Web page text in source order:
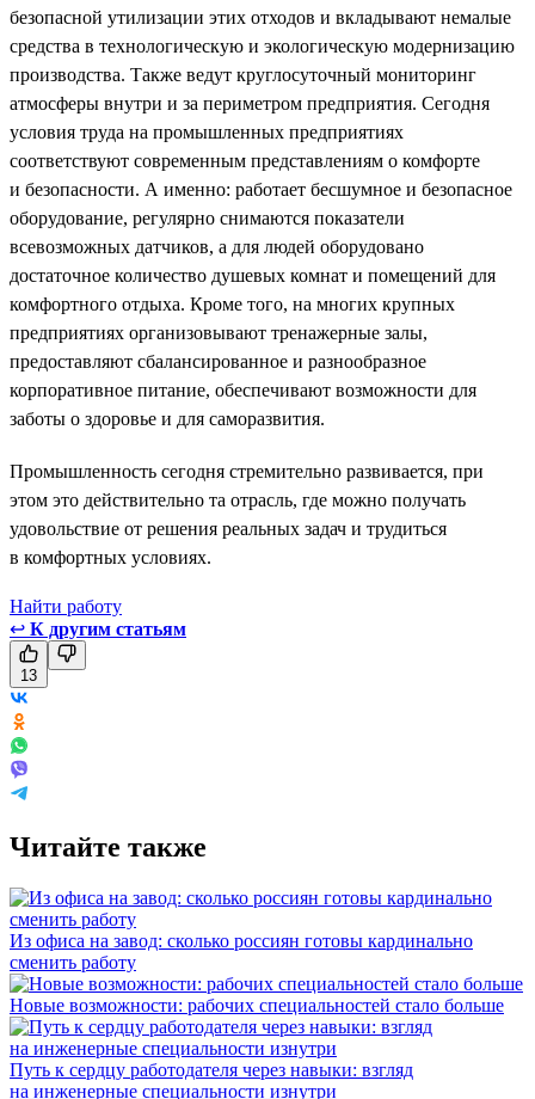
безопасной утилизации этих отходов и вкладывают немалые
средства в технологическую и экологическую модернизацию
производства. Также ведут круглосуточный мониторинг
атмосферы внутри и за периметром предприятия. Сегодня
условия труда на промышленных предприятиях
соответствуют современным представлениям о комфорте
и безопасности. А именно: работает бесшумное и безопасное
оборудование, регулярно снимаются показатели
всевозможных датчиков, а для людей оборудовано
достаточное количество душевых комнат и помещений для
комфортного отдыха. Кроме того, на многих крупных
предприятиях организовывают тренажерные залы,
предоставляют сбалансированное и разнообразное
корпоративное питание, обеспечивают возможности для
заботы о здоровье и для саморазвития.
Промышленность сегодня стремительно развивается, при
этом это действительно та отрасль, где можно получать
удовольствие от решения реальных задач и трудиться
в комфортных условиях.
Найти работу
↩ К другим статьям
13
Читайте также
Из офиса на завод: сколько россиян готовы кардинально
сменить работу
Новые возможности: рабочих специальностей стало больше
Путь к сердцу работодателя через навыки: взгляд
на инженерные специальности изнутри